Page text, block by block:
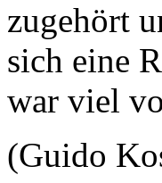
zugehört
sich eine
war viel
(Guido